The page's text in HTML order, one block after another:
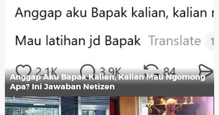
Anggap Aku Bapak Kalian, Kalian Mau Ngomong
Apa? Ini Jawaban Netizen